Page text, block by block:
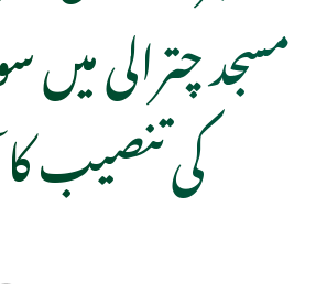
مسجد چترالی
کی تنصیب